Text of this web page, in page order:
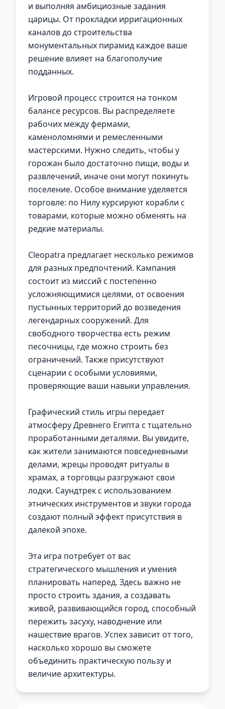
и выполняя амбициозные задания
царицы. От прокладки ирригационных
каналов до строительства
монументальных пирамид каждое ваше
решение влияет на благополучие
подданных.
Игровой процесс строится на тонком
балансе ресурсов. Вы распределяете
рабочих между фермами,
каменоломнями и ремесленными
мастерскими. Нужно следить, чтобы у
горожан было достаточно пищи, воды и
развлечений, иначе они могут покинуть
поселение. Особое внимание уделяется
торговле: по Нилу курсируют корабли с
товарами, которые можно обменять на
редкие материалы.
Cleopatra предлагает несколько режимов
для разных предпочтений. Кампания
состоит из миссий с постепенно
усложняющимися целями, от освоения
пустынных территорий до возведения
легендарных сооружений. Для
свободного творчества есть режим
песочницы, где можно строить без
ограничений. Также присутствуют
сценарии с особыми условиями,
проверяющие ваши навыки управления.
Графический стиль игры передает
атмосферу Древнего Египта с тщательно
проработанными деталями. Вы увидите,
как жители занимаются повседневными
делами, жрецы проводят ритуалы в
храмах, а торговцы разгружают свои
лодки. Саундтрек с использованием
этнических инструментов и звуки города
создают полный эффект присутствия в
далекой эпохе.
Эта игра потребует от вас
стратегического мышления и умения
планировать наперед. Здесь важно не
просто строить здания, а создавать
живой, развивающийся город, способный
пережить засуху, наводнение или
нашествие врагов. Успех зависит от того,
насколько хорошо вы сможете
объединить практическую пользу и
величие архитектуры.